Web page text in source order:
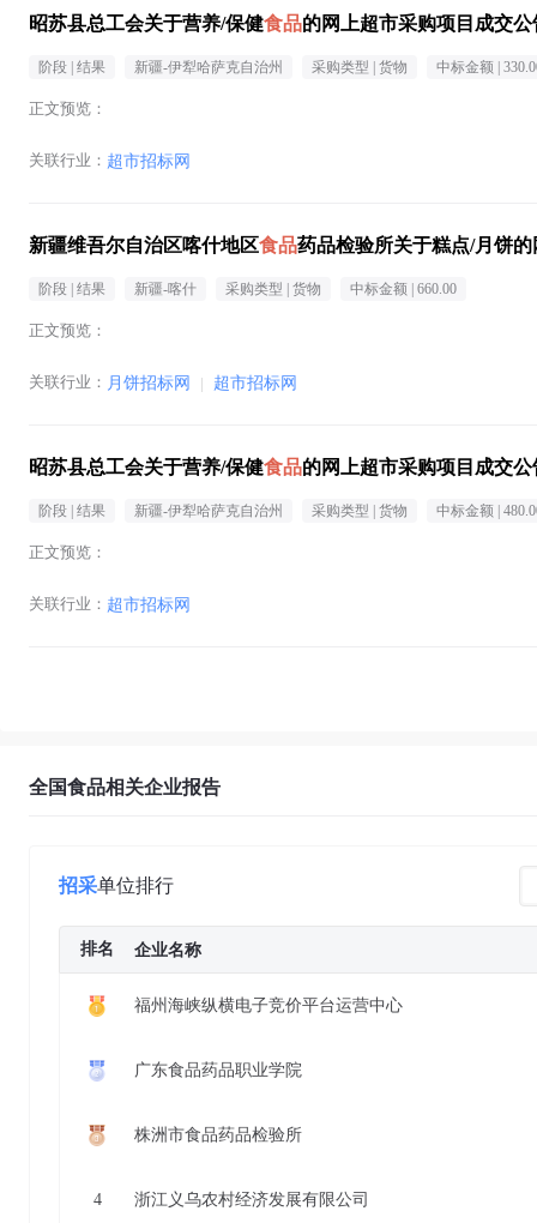
昭苏县总工会关于营养/保健食品的网上超市采购项目成交公
阶段 | 结果 新疆-伊犁哈萨克自治州 采购类型 | 货物 中标金额 |
正文预览：
关联行业： 超市招标网
新疆维吾尔自治区喀什地区食品药品检验所关于糕点/月饼
阶段 | 结果 新疆-喀什 采购类型 | 货物 中标金额 | 660.00
正文预览：
关联行业： 月饼招标网 | 超市招标网
昭苏县总工会关于营养/保健食品的网上超市采购项目成交公
阶段 | 结果 新疆-伊犁哈萨克自治州 采购类型 | 货物 中标金额 |
正文预览：
关联行业： 超市招标网
全国食品相关企业报告
招采单位排行
排名 企业名称
福州海峡纵横电子竞价平台运营中心
广东食品药品职业学院
株洲市食品药品检验所
4 浙江义乌农村经济发展有限公司